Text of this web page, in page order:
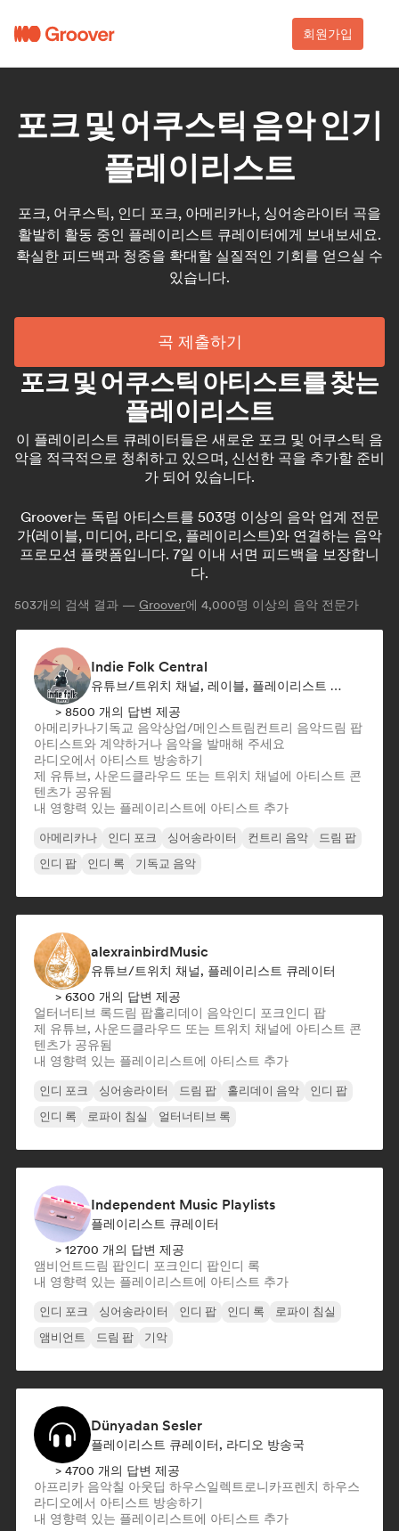
회원가입
포크 및 어쿠스틱 음악 인기
플레이리스트
포크, 어쿠스틱, 인디 포크, 아메리카나, 싱어송라이터 곡을
활발히 활동 중인 플레이리스트 큐레이터에게 보내보세요.
확실한 피드백과 청중을 확대할 실질적인 기회를 얻으실 수
있습니다.
곡 제출하기
포크 및 어쿠스틱 아티스트를 찾는
플레이리스트
이 플레이리스트 큐레이터들은 새로운 포크 및 어쿠스틱 음
악을 적극적으로 청취하고 있으며, 신선한 곡을 추가할 준비
가 되어 있습니다.
Groover는 독립 아티스트를 503명 이상의 음악 업계 전문
가(레이블, 미디어, 라디오, 플레이리스트)와 연결하는 음악
프로모션 플랫폼입니다. 7일 이내 서면 피드백을 보장합니
다.
503개의 검색 결과 — Groover에 4,000명 이상의 음악 전문가
Indie Folk Central
유튜브/트위치 채널, 레이블, 플레이리스트 큐레이터, 라디오 방송국
> 8500 개의 답변 제공
아메리카나기독교 음악상업/메인스트림컨트리 음악드림 팝
아티스트와 계약하거나 음악을 발매해 주세요
라디오에서 아티스트 방송하기
제 유튜브, 사운드클라우드 또는 트위치 채널에 아티스트 콘
텐츠가 공유됨
내 영향력 있는 플레이리스트에 아티스트 추가
아메리카나 인디 포크 싱어송라이터 컨트리 음악
드림 팝
인디 팝
인디 록 기독교 음악
alexrainbirdMusic
유튜브/트위치 채널, 플레이리스트 큐레이터
> 6300 개의 답변 제공
얼터너티브 록드림 팝홀리데이 음악인디 포크인디 팝
제 유튜브, 사운드클라우드 또는 트위치 채널에 아티스트 콘
텐츠가 공유됨
내 영향력 있는 플레이리스트에 아티스트 추가
인디 포크 싱어송라이터 드림 팝 홀리데이 음악
인디 팝
인디 록
로파이 침실 얼터너티브 록
Independent Music Playlists
플레이리스트 큐레이터
> 12700 개의 답변 제공
앰비언트 드림 팝인디 포크인디 팝인디 록
내 영향력 있는 플레이리스트에 아티스트 추가
인디 포크 싱어송라이터 인디 팝 인디 록
로파이 침실
앰비언트
드림 팝 기악
Dünyadan Sesler
플레이리스트 큐레이터, 라디오 방송국
> 4700 개의 답변 제공
아프리카 음악칠 아웃딥 하우스일렉트로니카프렌치 하우스
라디오에서 아티스트 방송하기
내 영향력 있는 플레이리스트에 아티스트 추가